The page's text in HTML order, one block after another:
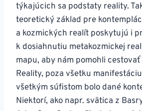
týkajúcich sa podstaty reality.
teoretický základ pre
a kozmických realít poskytujú i
k dosiahnutiu metakozmickej
mapu, aby nám pomohli
Reality, poza všetku
všetkým súfistom bolo dané
Niektorí, ako napr. svätica z